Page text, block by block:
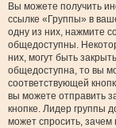
Вы можете получить
ссылке «Группы» в
одну из них, нажмите
общедоступны.
них, могут быть
общедоступна, то вы
соответствующей
вы можете отправить
кнопке. Лидер группы
может спросить,